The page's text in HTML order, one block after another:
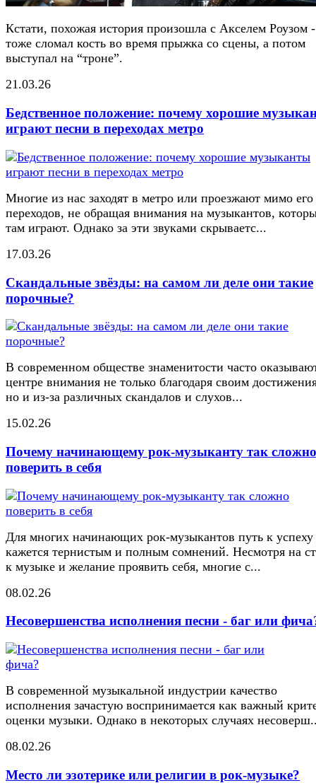
Кстати, похожая история произошла с Акселем Роузом
тоже сломал кость во время прыжка со сцены, а потом
выступал на “троне”.
21.03.26
Бедственное положение: почему хорошие
играют песни в переходах метро
Многие из нас заходят в метро или проезжают мимо его
переходов, не обращая внимания на музыкантов,
там играют. Однако за эти звуками скрываетс...
17.03.26
Скандальные звёзды: на самом ли деле они такие
порочные?
В современном обществе знаменитости часто
центре внимания не только благодаря своим
но и из-за различных скандалов и слухов...
15.02.26
Почему начинающему рок-музыканту так сложно
поверить в себя
Для многих начинающих рок-музыкантов путь к успеху
кажется тернистым и полным сомнений. Несмотря на
к музыке и желание проявить себя, многие с...
08.02.26
Несовершенства исполнения песни - баг или
В современной музыкальной индустрии качество
исполнения зачастую воспринимается как важный
оценки музыки. Однако в некоторых случаях
08.02.26
Место ли эзотерике или религии в рок-музыке?